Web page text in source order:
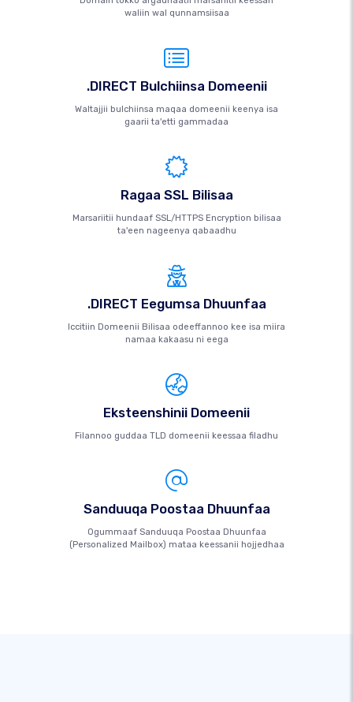
waliin wal qunnamsiisaa
.DIRECT Bulchiinsa Domeenii
Waltajjii bulchiinsa maqaa domeenii keenya isa
gaarii ta'etti gammadaa
Ragaa SSL Bilisaa
Marsariitii hundaaf SSL/HTTPS Encryption bilisaa
ta'een nageenya qabaadhu
.DIRECT Eegumsa Dhuunfaa
Iccitiin Domeenii Bilisaa odeeffannoo kee isa miira
namaa kakaasu ni eega
Eksteenshinii Domeenii
Filannoo guddaa TLD domeenii keessaa filadhu
Sanduuqa Poostaa Dhuunfaa
Ogummaaf Sanduuqa Poostaa Dhuunfaa
(Personalized Mailbox) mataa keessanii hojjedhaa